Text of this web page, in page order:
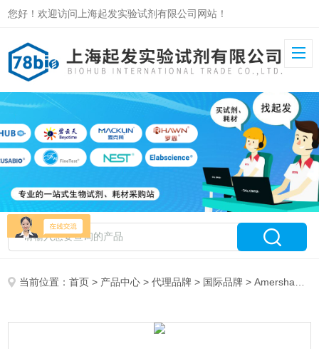
您好！欢迎访问上海起发实验试剂有限公司网站！
当前位置：首页 > 产品中心 >代理品牌 > 国际品牌 > Amersham Pharmacia GE特约总代理